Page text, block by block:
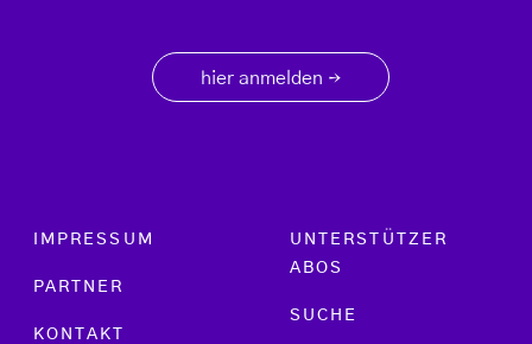
hier anmelden →
Footer menu
IMPRESSUM
PARTNER
KONTAKT
UNTERSTÜTZER
ABOS
SUCHE